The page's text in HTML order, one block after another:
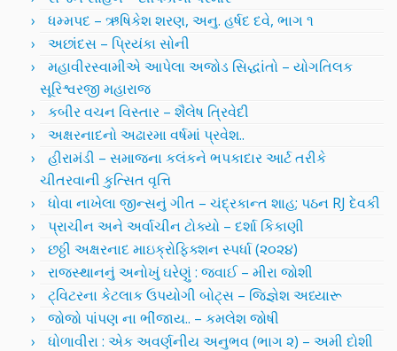
ધમ્મપદ – ઋષિકેશ શરણ, અનુ. હર્ષદ દવે, ભાગ ૧
અછાંદસ – પ્રિયંકા સોની
મહાવીરસ્વામીએ આપેલા અજોડ સિદ્ધાંતો – યોગતિલક
સૂરિશ્વરજી મહારાજ
કબીર વચન વિસ્તાર – શૈલેષ ત્રિવેદી
અક્ષરનાદનો અઢારમા વર્ષમાં પ્રવેશ..
હીરામંડી – સમાજના કલંકને ભપકાદાર આર્ટ તરીકે
ચીતરવાની કુત્સિત વૃત્તિ
ધોવા નાખેલા જીન્સનું ગીત – ચંદ્રકાન્ત શાહ; પઠન RJ દેવકી
પ્રાચીન અને અર્વાચીન ટોક્યો – દર્શા કિકાણી
છઠ્ઠી અક્ષરનાદ માઇક્રોફિક્શન સ્પર્ધા (૨૦૨૪)
રાજસ્થાનનું અનોખું ઘરેણું : જવાઈ – મીરા જોશી
ટ્વિટરના કેટલાક ઉપયોગી બોટ્સ – જિજ્ઞેશ અધ્યારૂ
જોજો પાંપણ ના ભીંજાય.. – કમલેશ જોષી
ધોળાવીરા : એક અવર્ણનીય અનુભવ (ભાગ ૨) – અમી દોશી